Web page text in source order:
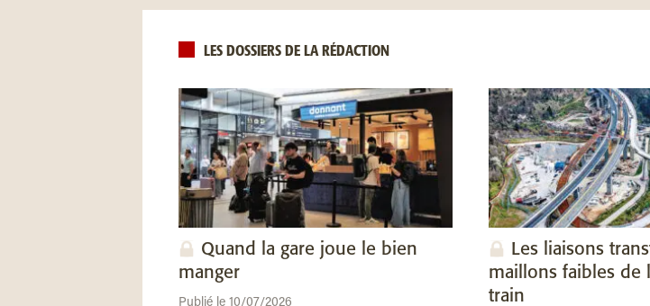
LES DOSSIERS DE LA RÉDACTION
Quand la gare joue le bien
manger
Les liaisons
maillons faibles de
train